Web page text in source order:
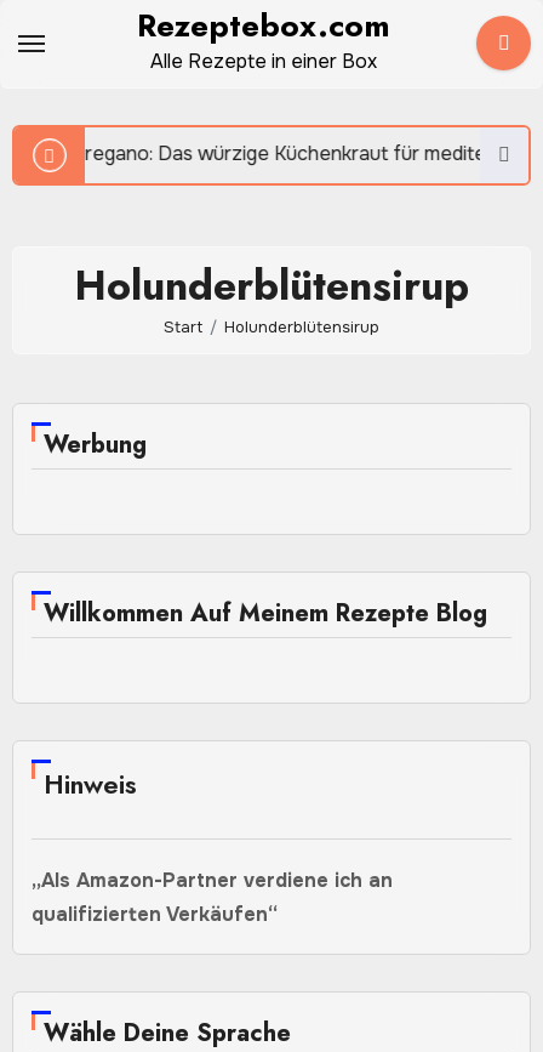
Inhalt
Rezeptebox.com
Alle Rezepte in einer Box
Oregano: Das würzige Küchenkraut für mediterranen
Holunderblütensirup
Start Holunderblütensirup
Werbung
Willkommen Auf Meinem Rezepte Blog
Hinweis
„Als Amazon-Partner verdiene ich an
qualifizierten Verkäufen“
Wähle Deine Sprache